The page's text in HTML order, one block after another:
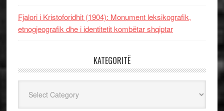
Fjalori i Kristoforidhit (1904): Monument leksikografik,
etnogjeografik dhe i identitetit kombëtar shqiptar
KATEGORITË